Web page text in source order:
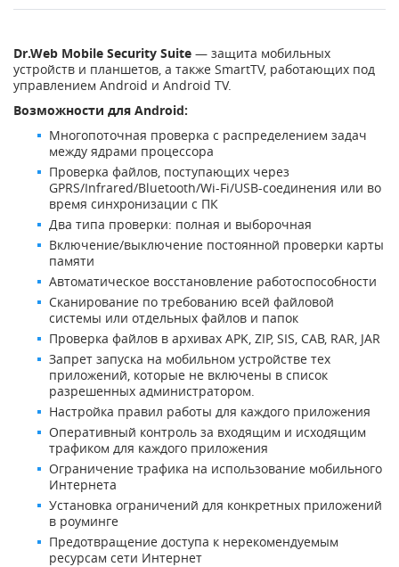
Dr.Web Mobile Security Suite — защита мобильных
устройств и планшетов, а также SmartTV, работающих под
управлением Android и Android TV.
Возможности для Android:
Многопоточная проверка с распределением задач
между ядрами процессора
Проверка файлов, поступающих через
GPRS/Infrared/Bluetooth/Wi-Fi/USB-соединения или во
время синхронизации с ПК
Два типа проверки: полная и выборочная
Включение/выключение постоянной проверки карты
памяти
Автоматическое восстановление работоспособности
Сканирование по требованию всей файловой
системы или отдельных файлов и папок
Проверка файлов в архивах APK, ZIP, SIS, CAB, RAR, JAR
Запрет запуска на мобильном устройстве тех
приложений, которые не включены в список
разрешенных администратором.
Настройка правил работы для каждого приложения
Оперативный контроль за входящим и исходящим
трафиком для каждого приложения
Ограничение трафика на использование мобильного
Интернета
Установка ограничений для конкретных приложений
в роуминге
Предотвращение доступа к нерекомендуемым
ресурсам сети Интернет